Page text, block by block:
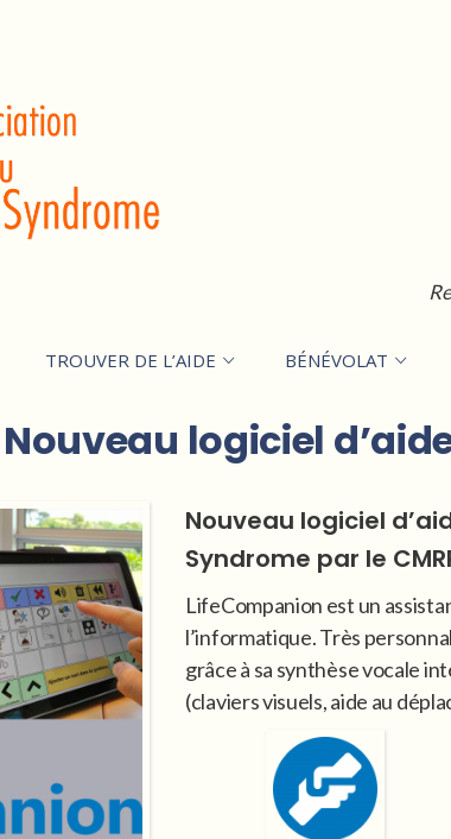
TROUVER DE L’AIDE BÉNÉVOLAT
logiciel
Nouveau logiciel
Syndrome par le
LifeCompanion est un
l’informatique. Très
grâce à sa synthèse vocale
(claviers visuels, aide au